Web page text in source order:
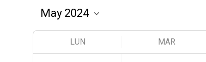
LUN MAR